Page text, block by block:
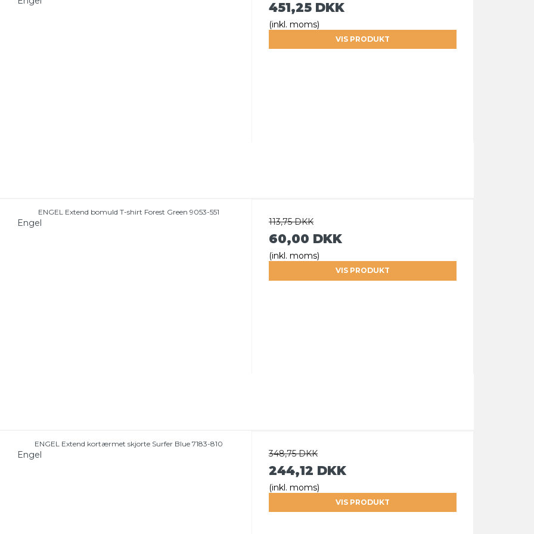
451,25 DKK
(inkl. moms)
VIS PRODUKT
ENGEL Extend bomuld T-shirt Forest Green 9053-551
Engel 113,75 DKK
60,00 DKK
(inkl. moms)
VIS PRODUKT
ENGEL Extend kortærmet skjorte Surfer Blue 7183-810
Engel 348,75 DKK
244,12 DKK
(inkl. moms)
VIS PRODUKT